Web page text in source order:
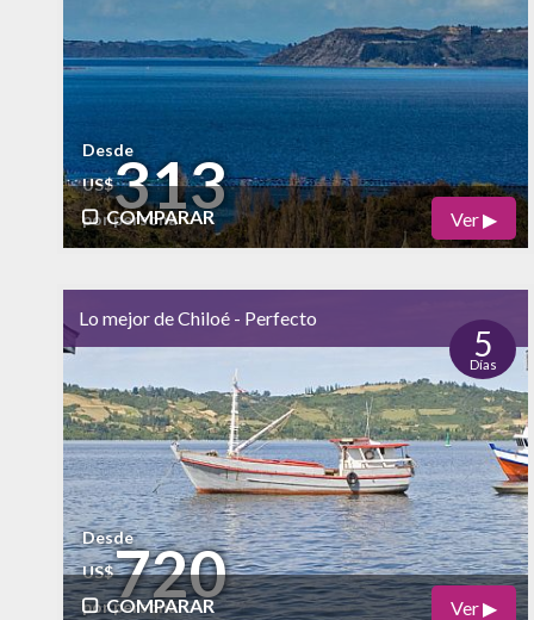
Desde
US$313
por persona
COMPARAR
Vida Nocturna
Ver ▶
Lo mejor de Chiloé - Perfecto
5
Días
Desde
US$720
por persona
COMPARAR Ver ▶